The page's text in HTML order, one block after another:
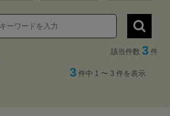
該当件数 3 件
3 件中 1 〜 3 件を表示